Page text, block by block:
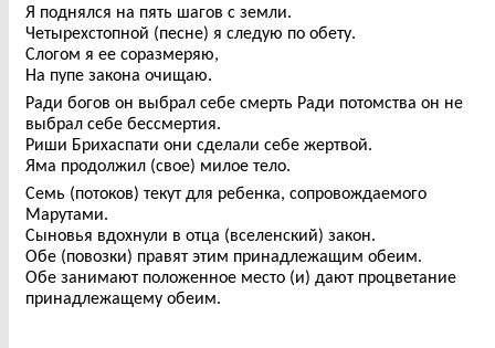
Я поднялся на пять шагов с земли.
Четырехстопной (песне) я следую по обету.
Слогом я ее соразмеряю,
На пупе закона очищаю.
Ради богов он выбрал себе смерть Ради потомства он не
выбрал себе бессмертия.
Риши Брихаспати они сделали себе жертвой.
Яма продолжил (свое) милое тело.
Семь (потоков) текут для ребенка, сопровождаемого
Марутами.
Сыновья вдохнули в отца (вселенский) закон.
Обе (повозки) правят этим принадлежащим обеим.
Обе занимают положенное место (и) дают процветание
принадлежащему обеим.